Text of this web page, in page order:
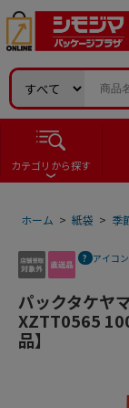
カテゴリから探す
ホーム > 紙袋 > 季
アイコ
パックタケ
XZTT0565
品】